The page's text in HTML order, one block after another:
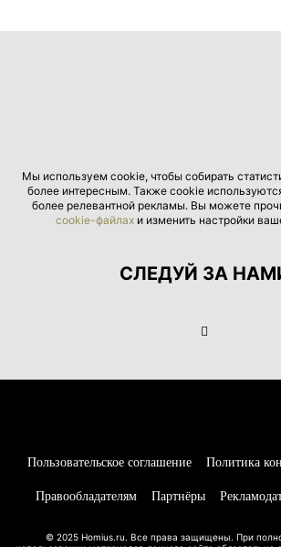
Мы используем cookie, чтобы собирать
более интересным. Также cookie
более релевантной рекламы. Вы можете
cookie-файлах и изменить настройки
СЛЕДУЙ ЗА
Пользовательское соглашение Политика
Правообладателям Партнёры
© 2025 Homius.ru. Все права защищены. При